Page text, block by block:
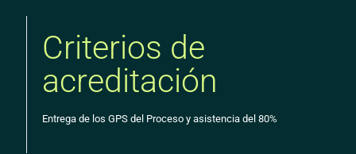
Criterios de
acreditación
Entrega de los GPS del Proceso y asistencia del 80%